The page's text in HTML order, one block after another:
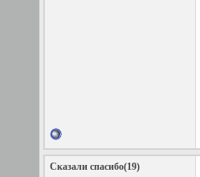
Сказали спасибо(19)